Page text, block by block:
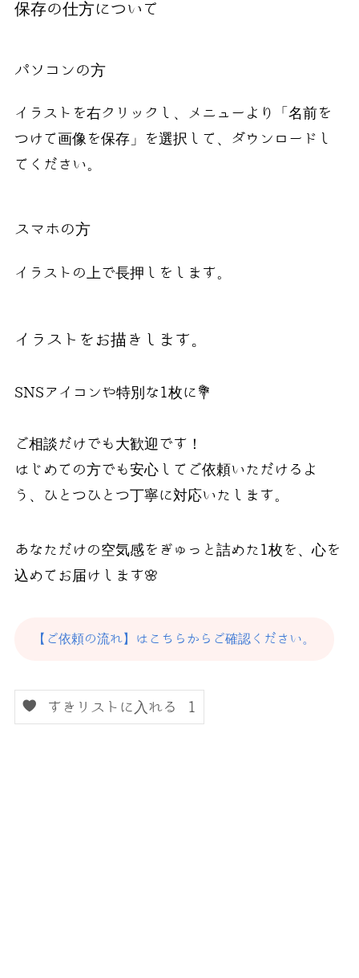
保存の仕方について
パソコンの方
イラストを右クリックし、メニューより「名前を
つけて画像を保存」を選択して、ダウンロードし
てください。
スマホの方
イラストの上で長押しをします。
イラストをお描きします。
SNSアイコンや特別な1枚に💐
ご相談だけでも大歓迎です！
はじめての方でも安心してご依頼いただけるよ
う、ひとつひとつ丁寧に対応いたします。
あなただけの空気感をぎゅっと詰めた1枚を、心を
込めてお届けします🌸
【ご依頼の流れ】はこちらからご確認ください。
すきリストに入れる 1